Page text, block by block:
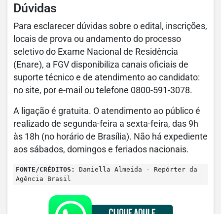
Dúvidas
Para esclarecer dúvidas sobre o edital, inscrições,
locais de prova ou andamento do processo
seletivo do Exame Nacional de Residência
(Enare), a FGV disponibiliza canais oficiais de
suporte técnico e de atendimento ao candidato:
no site, por e-mail ou telefone 0800-591-3078.
A ligação é gratuita. O atendimento ao público é
realizado de segunda-feira a sexta-feira, das 9h
às 18h (no horário de Brasília). Não há expediente
aos sábados, domingos e feriados nacionais.
FONTE/CRÉDITOS:
Daniella Almeida - Repórter da
Agência Brasil